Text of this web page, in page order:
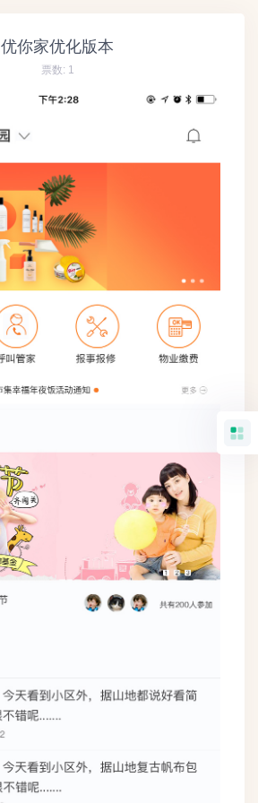
优你家优化版本
票数: 1